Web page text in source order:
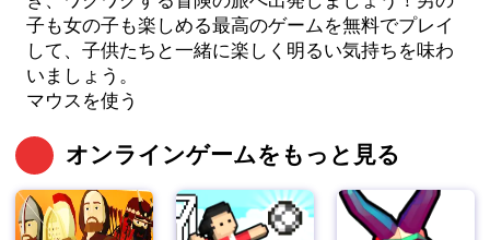
子も女の子も楽しめる最高のゲームを無料でプレイ
して、子供たちと一緒に楽しく明るい気持ちを味わ
いましょう。
マウスを使う
オンラインゲームをもっと見る